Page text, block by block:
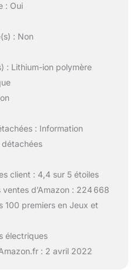
: Oui
: Non
: Lithium-ion polymère
: Information
détachées
client : 4,4 sur 5 étoiles
d’Amazon : 224 668
100 premiers en Jeux et
électriques
: 2 avril 2022